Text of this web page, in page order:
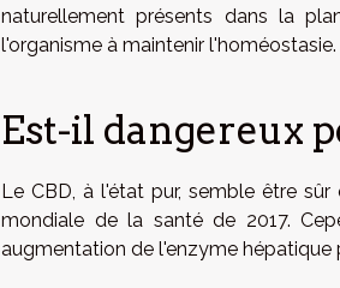
naturellement présents dans la
l'organisme à maintenir l'homéostasie.
Est-il dangereux
Le CBD, à l'état pur, semble être
mondiale de la santé de 2017.
augmentation de l'enzyme hépatique